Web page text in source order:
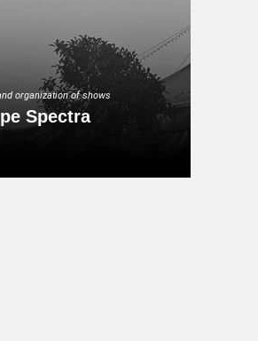
organization of shows
Spectra